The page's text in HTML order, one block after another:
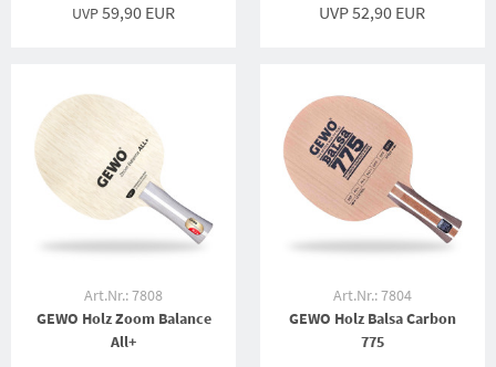
UVP59,90 EUR UVP 52,90 EUR
Art.Nr.: 7808
GEWO Holz Zoom Balance
All+
Art.Nr.: 7804
GEWO Holz Balsa Carbon
775